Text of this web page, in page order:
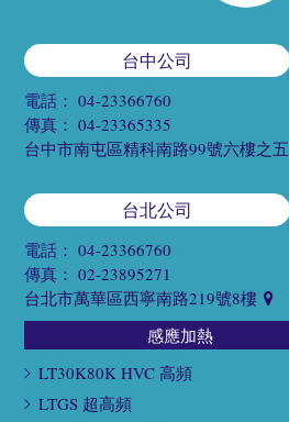
台中公司
電話：04-23366760
傳真：04-23365335
台中市南屯區精科南路99號六樓之五
台北公司
電話：04-23366760
傳真：02-23895271
台北市萬華區西寧南路219號8樓
感應加熱
LT30K80K HVC 高頻
LTGS 超高頻